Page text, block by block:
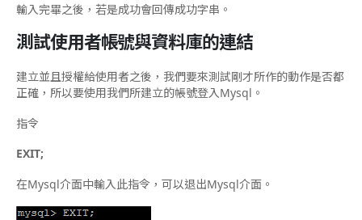
輸入完畢之後，若是成功會回傳成功字串。
測試使用者帳號與資料庫的連結
建立並且授權給使用者之後，我們要來測試剛才所作的動作是否都
正確，所以要使用我們所建立的帳號登入Mysql。
指令
EXIT;
在Mysql介面中輸入此指令，可以退出Mysql介面。